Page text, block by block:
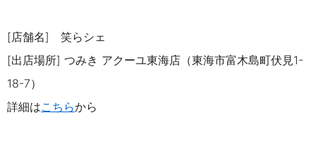
[店舗名] 笑らシェ
[出店場所] つみき アクーユ東海店（東海市富木島町伏見1-
18-7）
詳細はこち らから